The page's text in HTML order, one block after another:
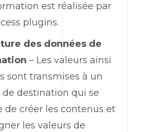
est réalisée par
plugins.
des données de
– Les valeurs ainsi
sont transmises à un
destination qui se
de créer les contenus et
les valeurs de